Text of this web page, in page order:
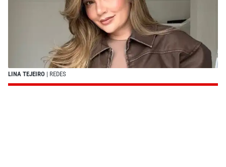
LINA TEJEIRO | REDES